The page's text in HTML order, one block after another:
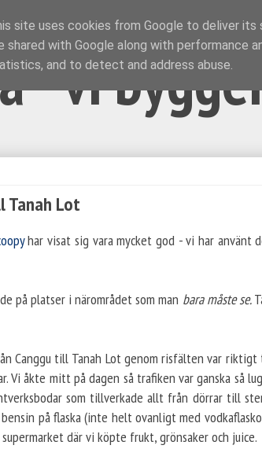
- vi
Lot
har visat sig vara mycket god - vi har använt
på platser i närområdet som man bara måste se.
Canggu till Tanah Lot genom risfälten var
Vi åkte mitt på dagen så trafiken var ganska så
som tillverkade allt från dörrar till
på flaska (inte helt ovanligt med
där vi köpte frukt, grönsaker och juice.
site uses cookies from Google to deliver its
shared with Google along with performance
and to detect and address abuse.